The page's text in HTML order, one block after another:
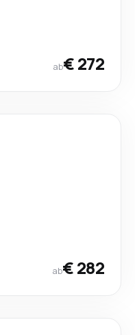
ab€ 272
ab€ 282